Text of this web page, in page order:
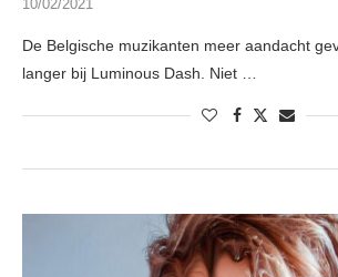
10/02/2021
De Belgische muzikanten meer aandacht
langer bij Luminous Dash. Niet …